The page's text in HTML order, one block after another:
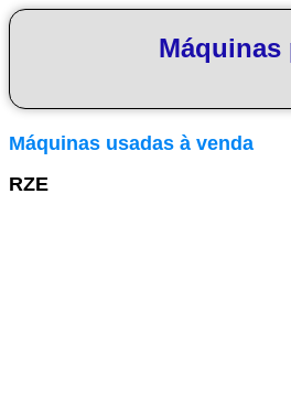
Máquinas
Máquinas usadas à venda
RZE